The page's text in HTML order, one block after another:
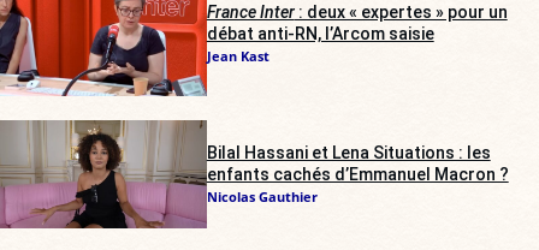
France Inter: deux « expertes » pour un
débat anti-RN, l’Arcom saisie
Jean Kast
Bilal Hassani et Lena Situations : les
enfants cachés d’Emmanuel Macron ?
Nicolas Gauthier